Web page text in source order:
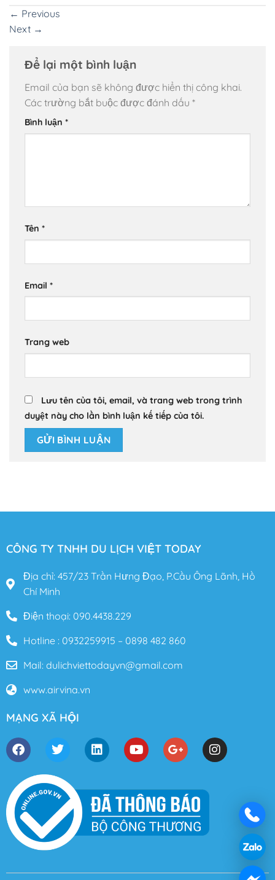
← Previous
Next →
Để lại một bình luận
Email của bạn sẽ không được hiển thị công khai.
Các trường bắt buộc được đánh dấu *
Bình luận *
Tên *
Email *
Trang web
Lưu tên của tôi, email, và trang web trong trình
duyệt này cho lần bình luận kế tiếp của tôi.
CÔNG TY TNHH DU LỊCH VIỆT TODAY
Địa chỉ: 457/23 Trần Hưng Đạo, P.Cầu Ông Lãnh, Hồ
Chí Minh
Điện thoại: 090.4438.229
Hotline : 0932259915 – 0898 482 860
Mail: dulichviettodayvn@gmail.com
www.airvina.vn
MẠNG XÃ HỘI